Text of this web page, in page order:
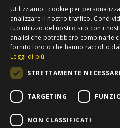
Utilizziamo i cookie per
analizzare il nostro traffico.
tuo utilizzo del nostro sito con i
analisi che potrebbero combinarle
fornito loro o che hanno raccolto
Leggi di più
STRETTAMENTE NECESSARI
TARGETING
NON CLASSIFICATI